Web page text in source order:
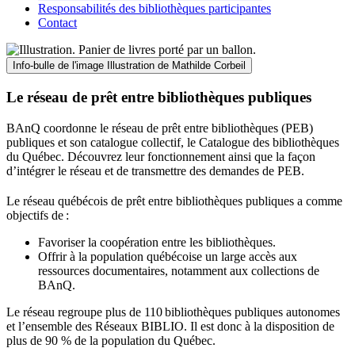
Responsabilités des bibliothèques participantes
Contact
Info-bulle de l'image Illustration de Mathilde Corbeil
Le réseau de prêt entre bibliothèques publiques
BAnQ coordonne le réseau de prêt entre bibliothèques (PEB)
publiques et son catalogue collectif, le Catalogue des bibliothèques
du Québec. Découvrez leur fonctionnement ainsi que la façon
d’intégrer le réseau et de transmettre des demandes de PEB.
Le réseau québécois de prêt entre bibliothèques publiques a comme
objectifs de :
Favoriser la coopération entre les bibliothèques.
Offrir à la population québécoise un large accès aux
ressources documentaires, notamment aux collections de
BAnQ.
Le réseau regroupe plus de 110bibliothèques publiques autonomes
et l’ensemble des Réseaux BIBLIO. Il est donc à la disposition de
plus de 90 % de la population du Québec.